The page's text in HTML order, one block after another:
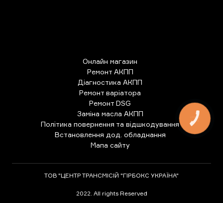
Онлайн магазин
Ремонт АКПП
Діагностика АКПП
Ремонт варіатора
Ремонт DSG
Заміна масла АКПП
Політика повернення та відшкодування
Встановлення дод. обладнання
Мапа сайту
ТОВ "ЦЕНТР ТРАНСМІСІЙ "ГІРБОКС УКРАЇНА"
2022. All rights Reserved
КНОПКА
ЗВ'ЯЗКУ